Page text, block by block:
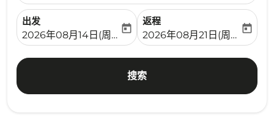
出发
fc-booking-departure-date-aria-label
2026年08月14日(周五)
today
返程
fc-booking-return-date-
2026年08月21日(周五)
today
搜索